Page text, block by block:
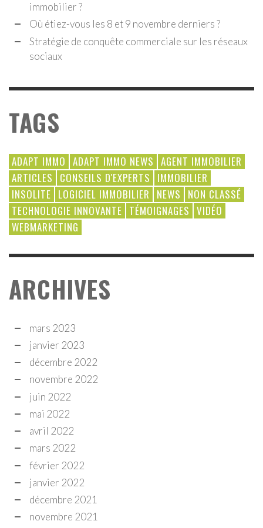
immobilier ?
Où étiez-vous les 8 et 9 novembre derniers ?
Stratégie de conquête commerciale sur les réseaux
sociaux
TAGS
ADAPT IMMO ADAPT IMMO NEWS AGENT IMMOBILIER
ARTICLES CONSEILS D'EXPERTS IMMOBILIER
INSOLITE LOGICIEL IMMOBILIER NEWS NON CLASSÉ
TECHNOLOGIE INNOVANTE TÉMOIGNAGES VIDÉO
WEBMARKETING
ARCHIVES
mars 2023
janvier 2023
décembre 2022
novembre 2022
juin 2022
mai 2022
avril 2022
mars 2022
février 2022
janvier 2022
décembre 2021
novembre 2021